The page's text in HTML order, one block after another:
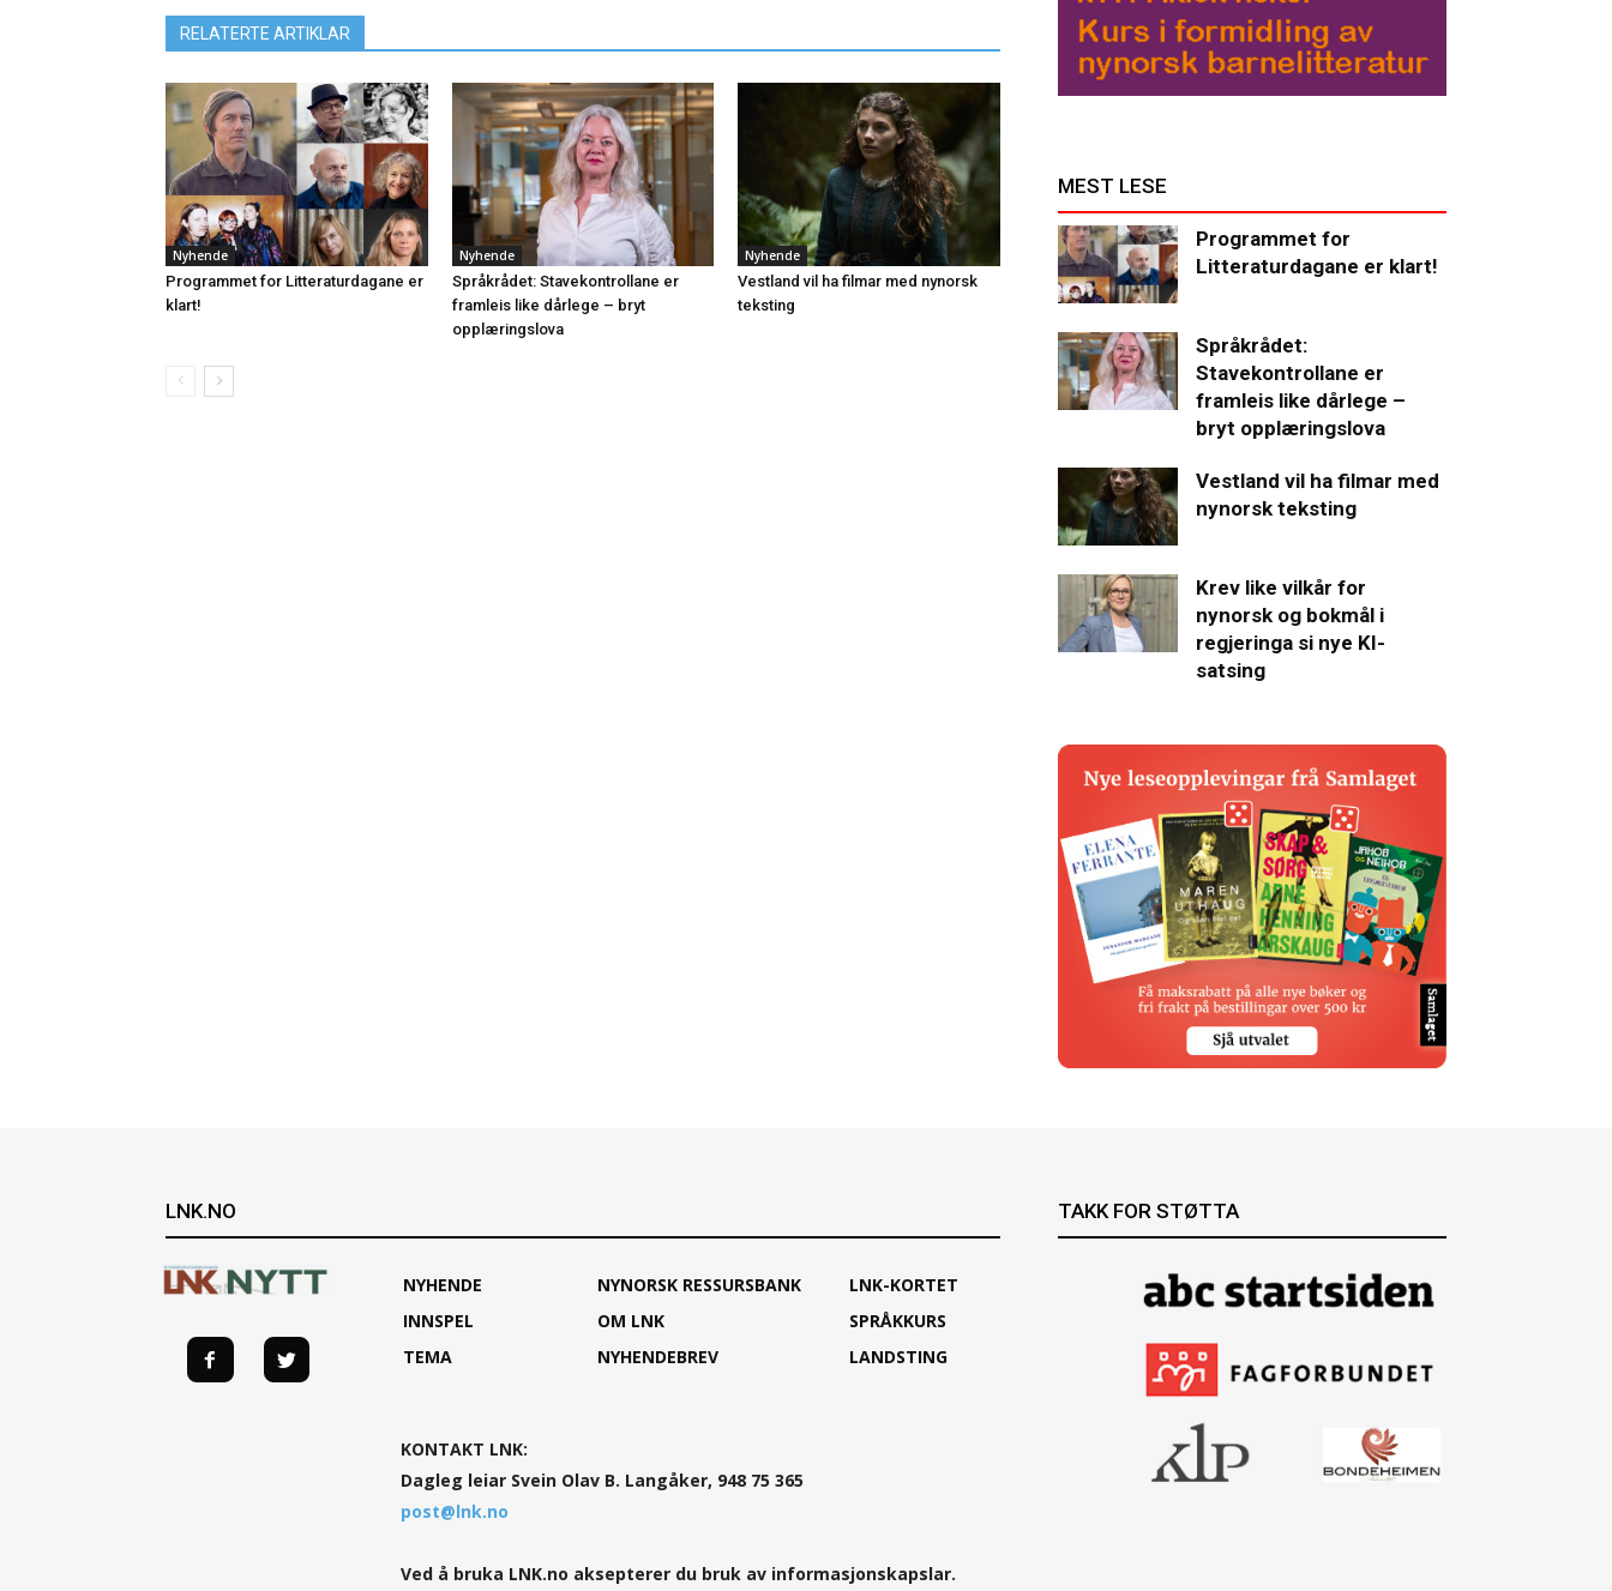
RELATERTE ARTIKLAR
Nyhende
Programmet for Litteraturdagane er
klart!
Nyhende
Språkrådet: Stavekontrollane er
framleis like dårlege – bryt
opplæringslova
Nyhende
Vestland vil ha filmar med nynorsk
teksting
MEST LESE
Programmet for
Litteraturdagane er klart!
Språkrådet:
Stavekontrollane er
framleis like dårlege –
bryt opplæringslova
Vestland vil ha filmar med
nynorsk teksting
Krev like vilkår for
nynorsk og bokmål i
regjeringa si nye KI-
satsing
LNK.NO
NYHENDE
INNSPEL
TEMA
NYNORSK RESSURSBANK
OM LNK
NYHENDEBREV
LNK-KORTET
SPRÅKKURS
LANDSTING
KONTAKT LNK:
Dagleg leiar Svein Olav B. Langåker, 948 75 365
post@lnk.no
Ved å bruka LNK.no aksepterer du bruk av informasjonskapslar.
TAKK FOR STØTTA